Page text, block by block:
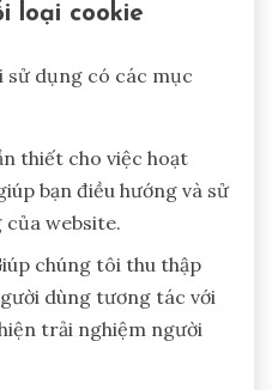
loại cookie
sử dụng có các mục
thiết cho việc hoạt
bạn điều hướng và sử
website.
chúng tôi thu thập
dùng tương tác với
trải nghiệm người